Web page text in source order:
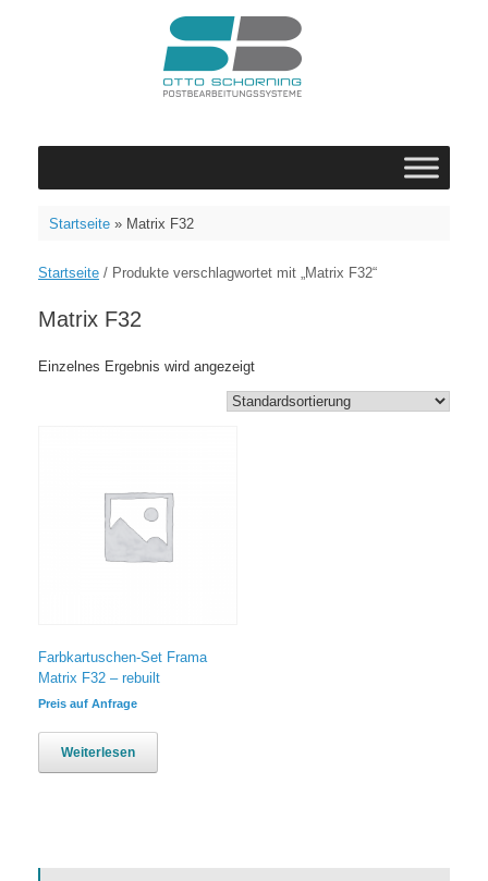
Startseite» Matrix F32
Startseite / Produkte verschlagwortet mit „Matrix F32“
Matrix F32
Einzelnes Ergebnis wird angezeigt
Farbkartuschen-Set Frama
Matrix F32 – rebuilt
Preis auf Anfrage
Weiterlesen